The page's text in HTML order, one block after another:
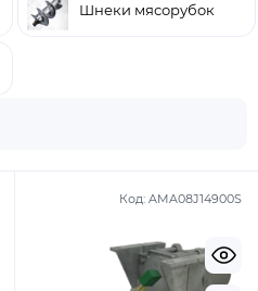
Шнеки мясорубок
Код: AMA08J14900S